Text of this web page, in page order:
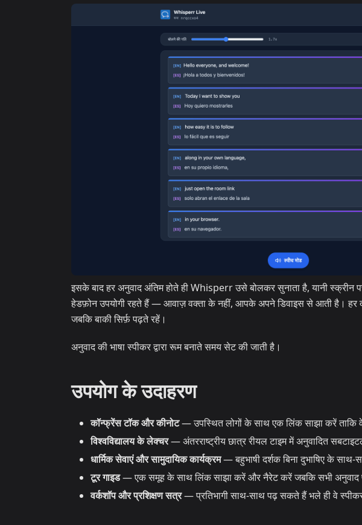
इसके बाद हर अनुवाद अंतिम होते ही Whisperr उसे बोलकर सुनाता है, यानी
हेडफ़ोन उपयोगी रहते हैं — आवाज़ वक्ता के नहीं, आपके अपने डिवाइस से आती है।
जबकि बाकी सिर्फ़ पढ़ते रहें।
अनुवाद की भाषा स्पीकर द्वारा रूम बनाते समय सेट की जाती है।
उपयोग के उदाहरण
कॉन्फ्रेंस टॉक और कीनोट— उपस्थित लोगों के साथ एक लिंक साझा करें
विश्वविद्यालय के लेक्चर— अंतरराष्ट्रीय छात्र रीयल टाइम में अनुवादित
धार्मिक सेवाएं और सामुदायिक कार्यक्रम— बहुभाषी दर्शक बिना दुभाषिए के
टूर गाइड— एक समूह के साथ लिंक साझा करें और नैरेट करें जबकि सभी अनुवाद
वर्कशॉप और प्रशिक्षण सत्र— प्रतिभागी साथ-साथ पढ़ सकते हैं भले ही वे स्पीकर